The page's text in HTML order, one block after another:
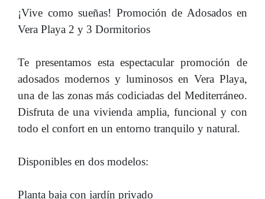
¡Vive como sueñas! Promoción de Adosados en
Vera Playa 2 y 3 Dormitorios
Te presentamos esta espectacular promoción de
adosados modernos y luminosos en Vera Playa,
una de las zonas más codiciadas del Mediterráneo.
Disfruta de una vivienda amplia, funcional y con
todo el confort en un entorno tranquilo y natural.
Disponibles en dos modelos:
Planta baja con jardín privado